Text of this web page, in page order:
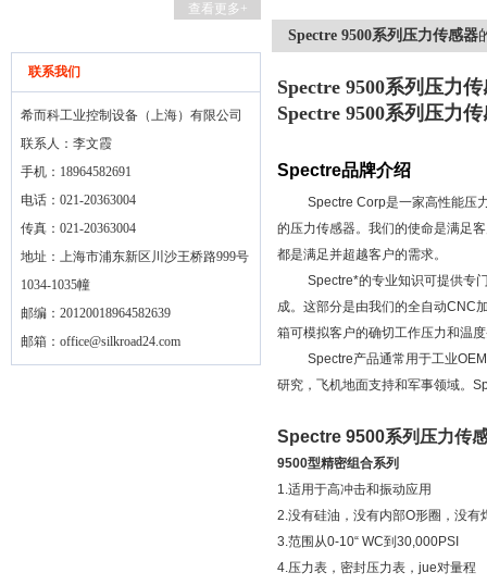
查看更多+
联系我们
希而科工业控制设备（上海）有限公司
联系人：李文霞
手机：18964582691
电话：021-20363004
传真：021-20363004
地址：上海市浦东新区川沙王桥路999号
1034-1035幢
邮编：20120018964582639
邮箱： office@silkroad24.com
Spectre 9500系列压力传感器
Spectre 9500系列压力
Spectre 9500系列压力
Spectre品牌介绍
Spectre Corp是一家高性能压
的压力传感器。我们的使命是满足
都是满足并超越客户的需求。
Spectre*的专业知识可提供专
成。这部分是由我们的全自动CNC
箱可模拟客户的确切工作压力和温
Spectre产品通常用于工业OEM
研究，飞机地面支持和军事领域。
Spectre 9500系列压力传
9500型精密组合系列
1.适用于高冲击和振动应用
2.没有硅油，没有内部O形圈，没有
3.范围从0-10“ WC到 30,000PSI
4.压力表，密封压力表，jue对量程